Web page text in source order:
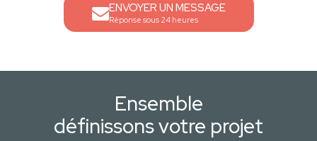
ENVOYER UN MESSAGE
Réponse sous 24 heures
Ensemble
définissons votre projet